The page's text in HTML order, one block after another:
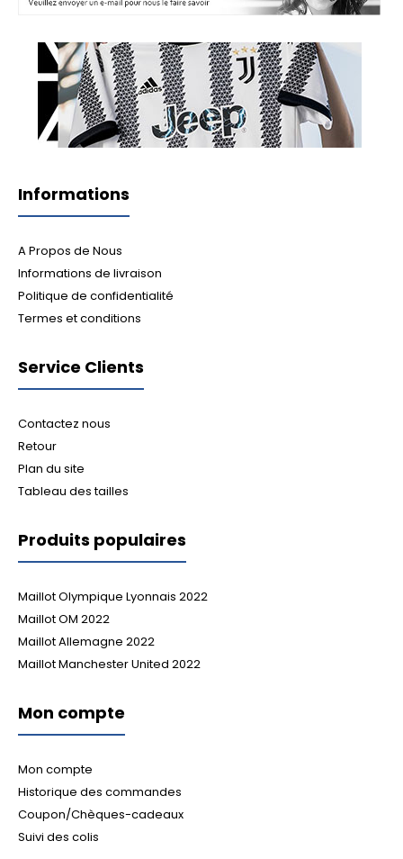
Informations
A Propos de Nous
Informations de livraison
Politique de confidentialité
Termes et conditions
Service Clients
Contactez nous
Retour
Plan du site
Tableau des tailles
Produits populaires
Maillot Olympique Lyonnais 2022
Maillot OM 2022
Maillot Allemagne 2022
Maillot Manchester United 2022
Mon compte
Mon compte
Historique des commandes
Coupon/Chèques-cadeaux
Suivi des colis